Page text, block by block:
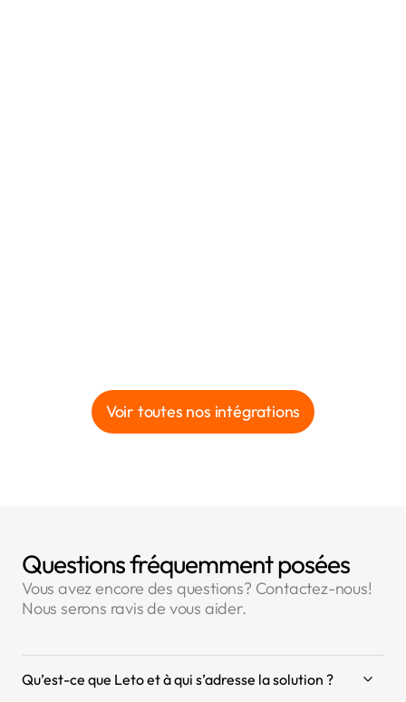
Voir toutes nos intégrations
Questions fréquemment posées
Vous avez encore des questions? Contactez-nous!
Nous serons ravis de vous aider.
Qu’est-ce que Leto et à qui s’adresse la solution ?